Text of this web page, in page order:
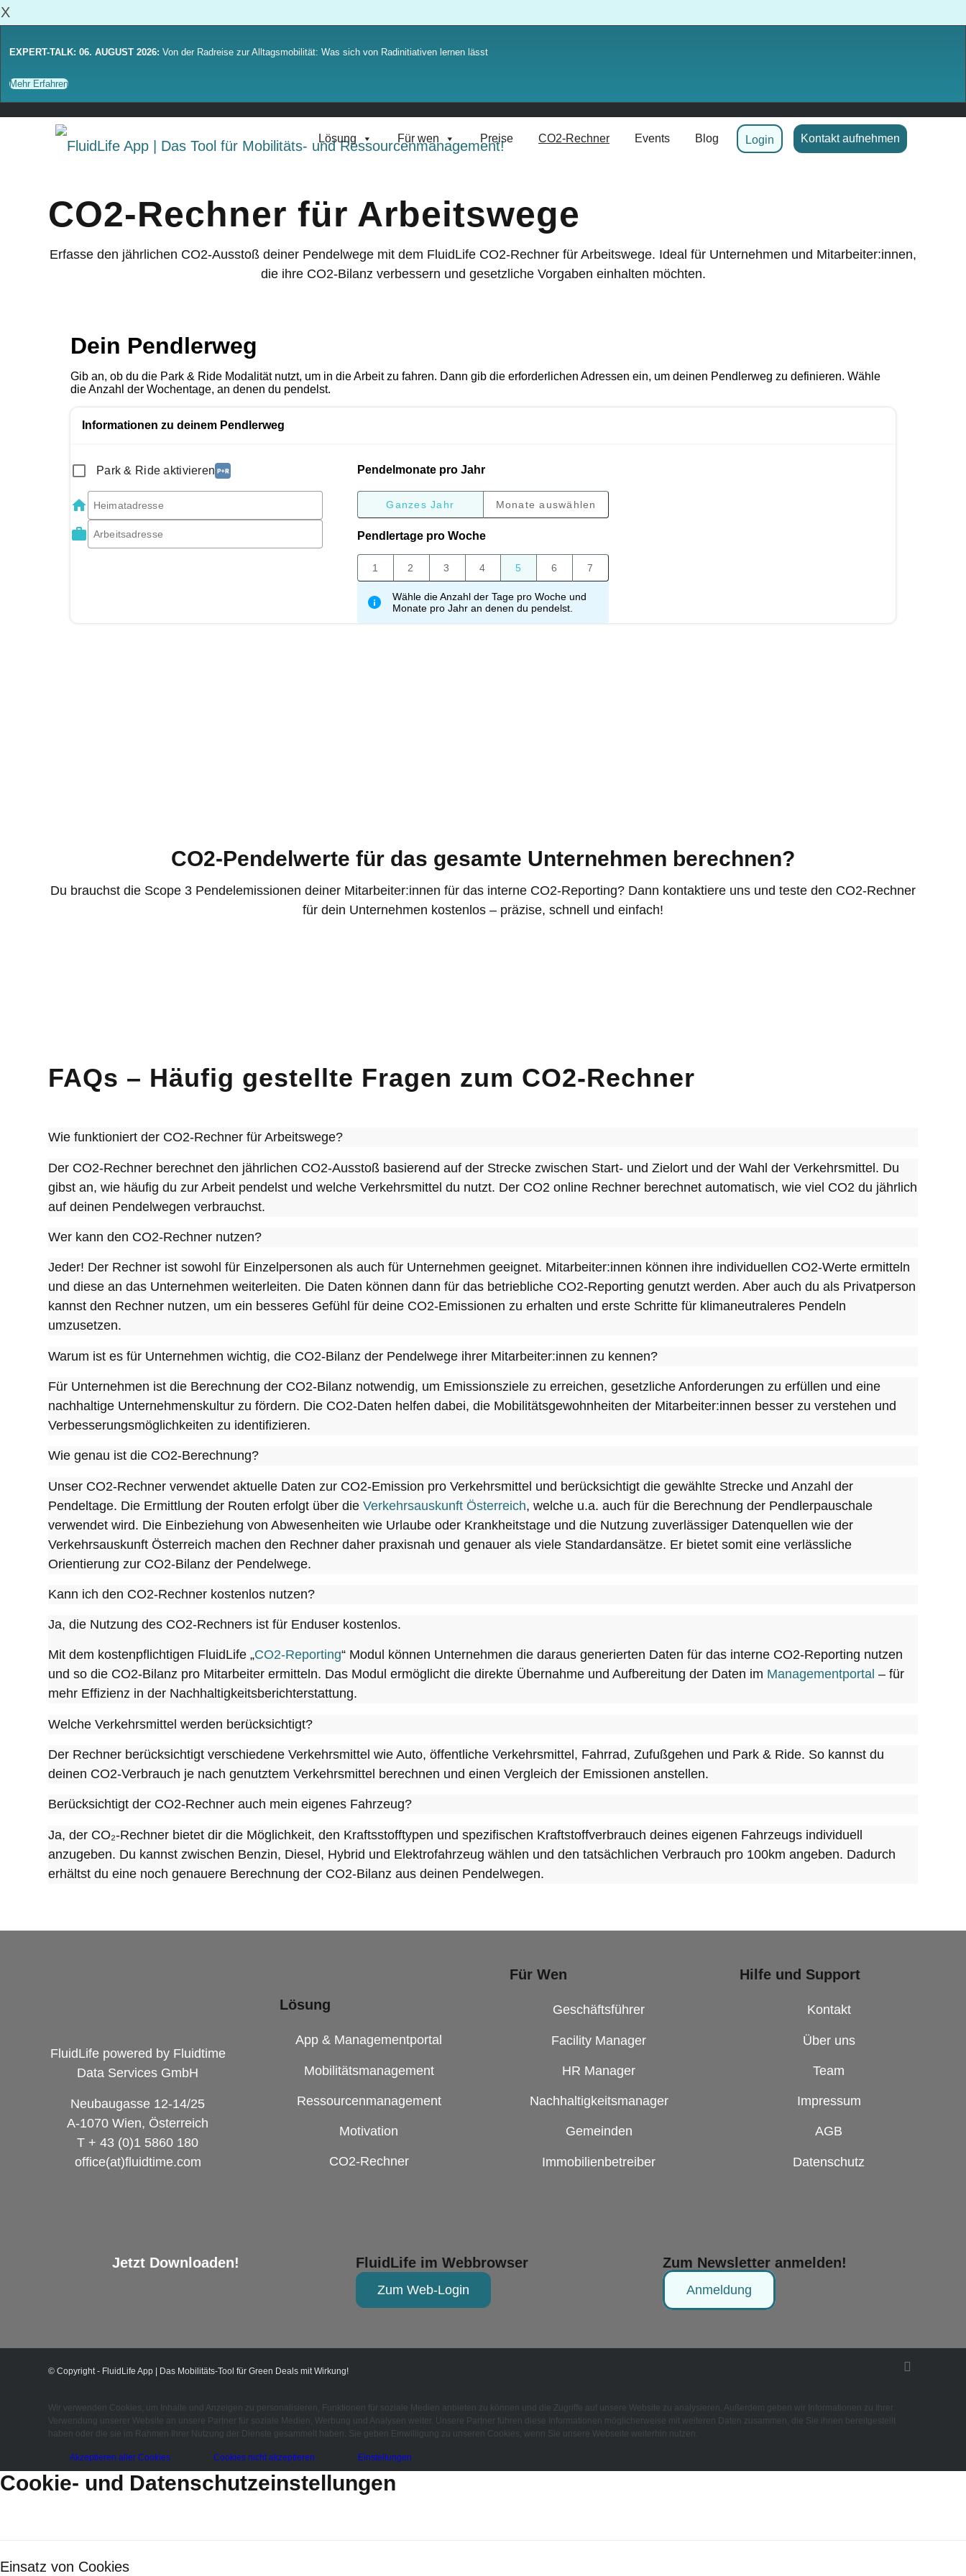
X
EXPERT-TALK: 06. AUGUST 2026: Von der Radreise zur Alltagsmobilität: Was sich von Radinitiativen lernen lässt
Mehr Erfahren
Lösung Für wen Preise CO2-Rechner Events Blog Login Kontakt aufnehmen
CO2-Rechner für Arbeitswege
Erfasse den jährlichen CO2-Ausstoß deiner Pendelwege mit dem FluidLife CO2-Rechner für Arbeitswege. Ideal für Unternehmen und Mitarbeiter:innen,
die ihre CO2-Bilanz verbessern und gesetzliche Vorgaben einhalten möchten.
CO2-Pendelwerte für das gesamte Unternehmen berechnen?
Du brauchst die Scope 3 Pendelemissionen deiner Mitarbeiter:innen für das interne CO2-Reporting? Dann kontaktiere uns und teste den CO2-Rechner
für dein Unternehmen kostenlos – präzise, schnell und einfach!
FAQs – Häufig gestellte Fragen zum CO2-Rechner
Wie funktioniert der CO2-Rechner für Arbeitswege?
Der CO2-Rechner berechnet den jährlichen CO2-Ausstoß basierend auf der Strecke zwischen Start- und Zielort und der Wahl der Verkehrsmittel. Du
gibst an, wie häufig du zur Arbeit pendelst und welche Verkehrsmittel du nutzt. Der CO2 online Rechner berechnet automatisch, wie viel CO2 du jährlich
auf deinen Pendelwegen verbrauchst.
Wer kann den CO2-Rechner nutzen?
Jeder! Der Rechner ist sowohl für Einzelpersonen als auch für Unternehmen geeignet. Mitarbeiter:innen können ihre individuellen CO2-Werte ermitteln
und diese an das Unternehmen weiterleiten. Die Daten können dann für das betriebliche CO2-Reporting genutzt werden. Aber auch du als Privatperson
kannst den Rechner nutzen, um ein besseres Gefühl für deine CO2-Emissionen zu erhalten und erste Schritte für klimaneutraleres Pendeln
umzusetzen.
Warum ist es für Unternehmen wichtig, die CO2-Bilanz der Pendelwege ihrer Mitarbeiter:innen zu kennen?
Für Unternehmen ist die Berechnung der CO2-Bilanz notwendig, um Emissionsziele zu erreichen, gesetzliche Anforderungen zu erfüllen und eine
nachhaltige Unternehmenskultur zu fördern. Die CO2-Daten helfen dabei, die Mobilitätsgewohnheiten der Mitarbeiter:innen besser zu verstehen und
Verbesserungsmöglichkeiten zu identifizieren.
Wie genau ist die CO2-Berechnung?
Unser CO2-Rechner verwendet aktuelle Daten zur CO2-Emission pro Verkehrsmittel und berücksichtigt die gewählte Strecke und Anzahl der
Pendeltage. Die Ermittlung der Routen erfolgt über die Verkehrsauskunft Österreich, welche u.a. auch für die Berechnung der Pendlerpauschale
verwendet wird. Die Einbeziehung von Abwesenheiten wie Urlaube oder Krankheitstage und die Nutzung zuverlässiger Datenquellen wie der
Verkehrsauskunft Österreich machen den Rechner daher praxisnah und genauer als viele Standardansätze. Er bietet somit eine verlässliche
Orientierung zur CO2-Bilanz der Pendelwege.
Kann ich den CO2-Rechner kostenlos nutzen?
Ja, die Nutzung des CO2-Rechners ist für Enduser kostenlos.
Mit dem kostenpflichtigen FluidLife „CO2-Reporting“ Modul können Unternehmen die daraus generierten Daten für das interne CO2-Reporting nutzen
und so die CO2-Bilanz pro Mitarbeiter ermitteln. Das Modul ermöglicht die direkte Übernahme und Aufbereitung der Daten im Managementportal – für
mehr Effizienz in der Nachhaltigkeitsberichterstattung.
Welche Verkehrsmittel werden berücksichtigt?
Der Rechner berücksichtigt verschiedene Verkehrsmittel wie Auto, öffentliche Verkehrsmittel, Fahrrad, Zufußgehen und Park & Ride. So kannst du
deinen CO2-Verbrauch je nach genutztem Verkehrsmittel berechnen und einen Vergleich der Emissionen anstellen.
Berücksichtigt der CO2-Rechner auch mein eigenes Fahrzeug?
Ja, der CO₂-Rechner bietet dir die Möglichkeit, den Kraftsstofftypen und spezifischen Kraftstoffverbrauch deines eigenen Fahrzeugs individuell
anzugeben. Du kannst zwischen Benzin, Diesel, Hybrid und Elektrofahrzeug wählen und den tatsächlichen Verbrauch pro 100km angeben. Dadurch
erhältst du eine noch genauere Berechnung der CO2-Bilanz aus deinen Pendelwegen.
FluidLife powered by Fluidtime
Data Services GmbH
Neubaugasse 12-14/25
A-1070 Wien, Österreich
T + 43 (0)1 5860 180
office(at)fluidtime.com
Lösung
App & Managementportal
Mobilitätsmanagement
Ressourcenmanagement
Motivation
CO2-Rechner
Für Wen
Geschäftsführer
Facility Manager
HR Manager
Nachhaltigkeitsmanager
Gemeinden
Immobilienbetreiber
Hilfe und Support
Kontakt
Über uns
Team
Impressum
AGB
Datenschutz
Jetzt Downloaden! FluidLife im Webbrowser
Zum Web-Login
Zum Newsletter anmelden!
Anmeldung
© Copyright - FluidLife App | Das Mobilitäts-Tool für Green Deals mit Wirkung!
Wir verwenden Cookies, um Inhalte und Anzeigen zu personalisieren, Funktionen für soziale Medien anbieten zu können und die Zugriffe auf unsere Website zu analysieren. Außerdem geben wir Informationen zu Ihrer
Verwendung unserer Website an unsere Partner für soziale Medien, Werbung und Analysen weiter. Unsere Partner führen diese Informationen möglicherweise mit weiteren Daten zusammen, die Sie ihnen bereitgestellt
haben oder die sie im Rahmen Ihrer Nutzung der Dienste gesammelt haben. Sie geben Einwilligung zu unseren Cookies, wenn Sie unsere Webseite weiterhin nutzen.
Akzeptieren aller Cookies Cookies nicht akzeptieren Einstellungen
Cookie- und Datenschutzeinstellungen
Einsatz von Cookies